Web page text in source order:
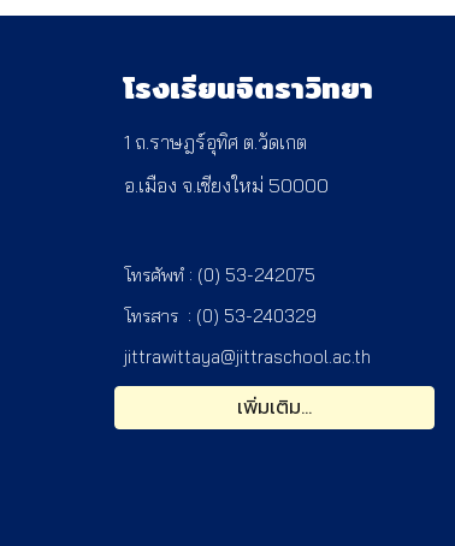
โรงเรียนจิตราวิทยา
1 ถ.ราษฎร์อุทิศ ต.วัดเกต
อ.เมือง จ.เชียงใหม่ 50000
โทรศัพทํ : (0) 53-242075
โทรสาร : (0) 53-240329
jittrawittaya@jittraschool.ac.th
เพิ่มเติม...